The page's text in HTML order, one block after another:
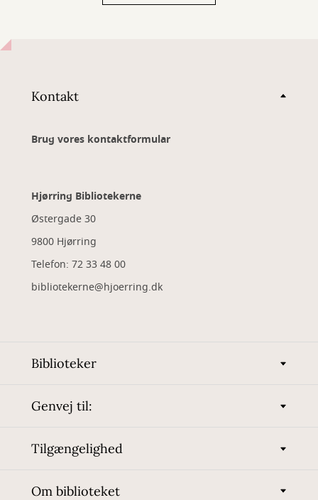
Kontakt
Brug vores kontaktformular
Hjørring Bibliotekerne
Østergade 30
9800 Hjørring
Telefon: 72 33 48 00
bibliotekerne@hjoerring.dk
Biblioteker
Genvej til:
Tilgængelighed
Om biblioteket